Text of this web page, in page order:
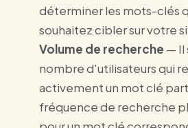
déterminer les mots-clés
souhaitez cibler sur votre
Volume de recherche — Il
nombre d'utilisateurs qui
activement un mot clé
fréquence de recherche